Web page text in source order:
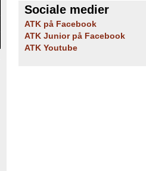
Sociale medier
ATK på Facebook
ATK Junior på Facebook
ATK Youtube